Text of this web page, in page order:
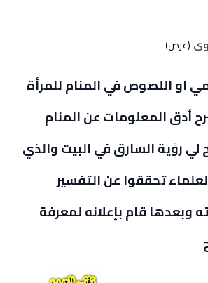
(عرض)
او اللصوص في المنام للمرأة
أدق المعلومات عن المنام
لي رؤية السارق في البيت والذي
تحققوا عن التفسير
وبعدها قام بإعلانه لمعرفة